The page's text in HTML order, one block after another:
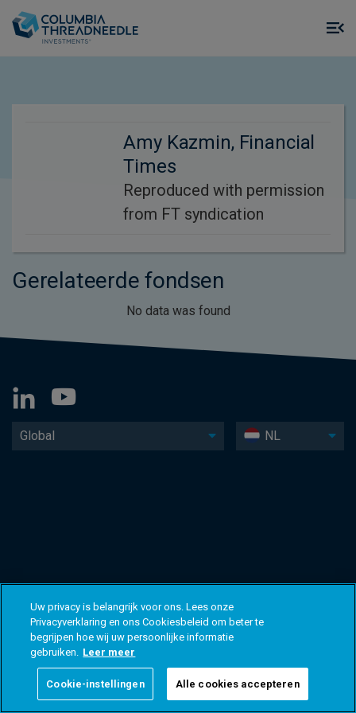
Amy Kazmin, Financial
Times
Reproduced with permission
from FT syndication
Gerelateerde fondsen
No data was found
Global NL
Uw privacy is belangrijk voor ons. Lees onze
Privacyverklaring en ons Cookiesbeleid om beter te
begrijpen hoe wij uw persoonlijke informatie
gebruiken. Leer meer
Cookie-instellingen Alle cookies accepteren